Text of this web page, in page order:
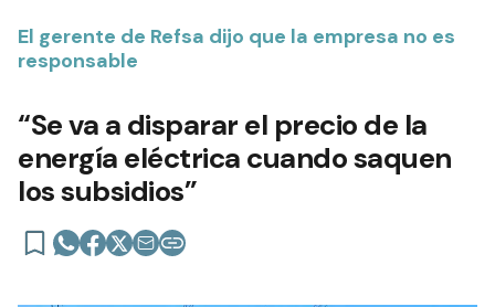
El gerente de Refsa dijo que la empresa no es
responsable
“Se va a disparar el precio de la
energía eléctrica cuando saquen
los subsidios”